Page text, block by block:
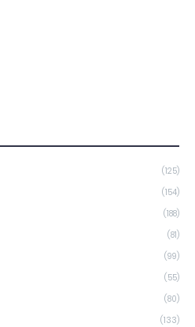
(125)
(154)
(188)
(81)
(99)
(55)
(80)
(133)